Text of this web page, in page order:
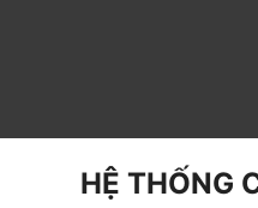
HỆ THỐNG